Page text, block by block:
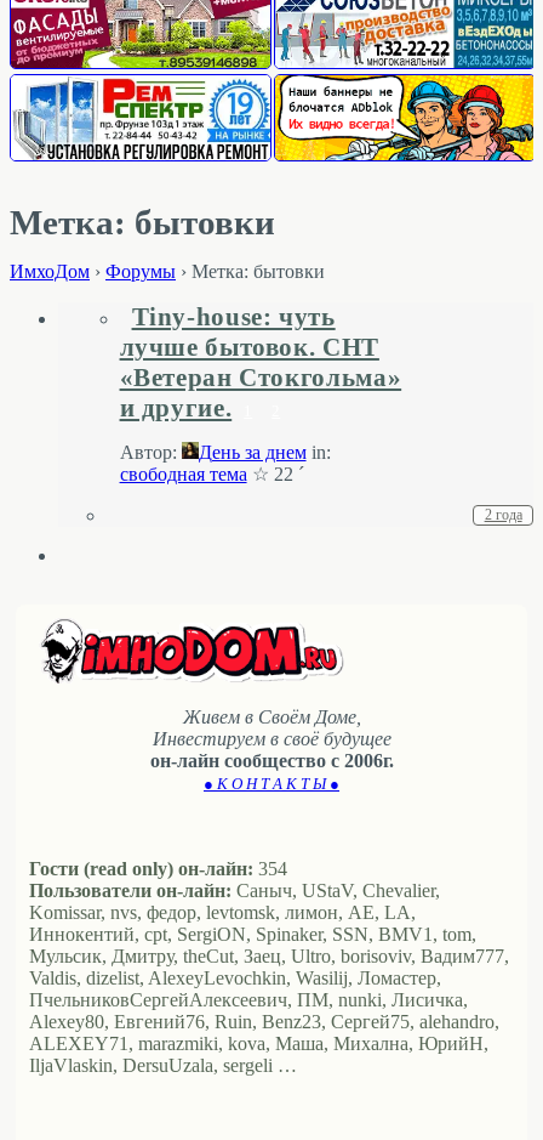
Метка: бытовки
ИмхоДом › Форумы › Метка: бытовки
Tiny-house: чуть
лучше бытовок. СНТ
«Ветеран Стокгольма»
и другие.
Автор: День за днем in:
свободная тема ☆ 22 ´
2 года
Живем в Своём Доме,
Инвестируем в своё будущее
он-лайн сообщество с 2006г.
● К О Н Т А К Т Ы ●
Гости (read only) он-лайн: 354
Пользователи он-лайн: Саныч, UStaV, Chevalier,
Komissar, nvs, федор, levtomsk, лимон, АЕ, LA,
Иннокентий, cpt, SergiON, Spinaker, SSN, BMV1, tom,
Мульсик, Дмитру, theCut, Заец, Ultro, borisoviv, Вадим777,
Valdis, dizelist, AlexeyLevochkin, Wasilij, Ломастер,
ПчельниковСергейАлексеевич, ПМ, nunki, Лисичка,
Alexey80, Евгений76, Ruin, Benz23, Сергей75, alehandro,
ALEXEY71, marazmiki, kova, Маша, Михална, ЮрийН,
IljaVlaskin, DersuUzala, sergeli …